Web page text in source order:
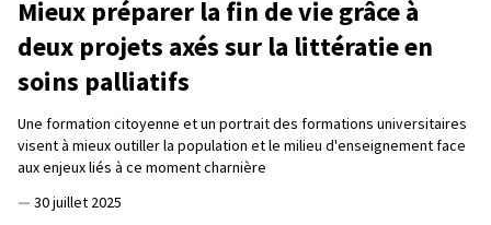
Mieux préparer la fin de vie grâce à
deux projets axés sur la littératie en
soins palliatifs
Une formation citoyenne et un portrait des formations universitaires
visent à mieux outiller la population et le milieu d'enseignement face
aux enjeux liés à ce moment charnière
— 30 juillet 2025